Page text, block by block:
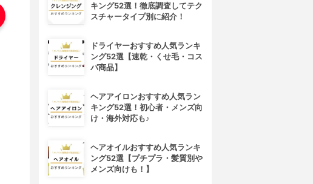
キング52選！徹底調査してテク
スチャータイプ別に紹介！
ドライヤーおすすめ人気ランキ
ング52選【速乾・くせ毛・コス
パ商品】
ヘアアイロンおすすめ人気ラン
キング52選！初心者・メンズ向
け・海外対応も♪
ヘアオイルおすすめ人気ランキ
ング52選【プチプラ・髪質別や
メンズ向けも！】